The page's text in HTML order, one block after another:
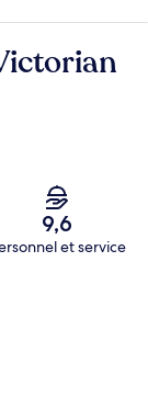
9,6
et service